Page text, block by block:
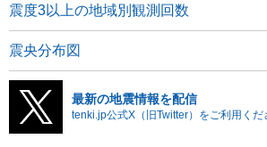
震度3以上の地域別観測回数
震央分布図
最新の地震情報を配信
tenki.jp公式X（旧Twitter）をご利用くだ